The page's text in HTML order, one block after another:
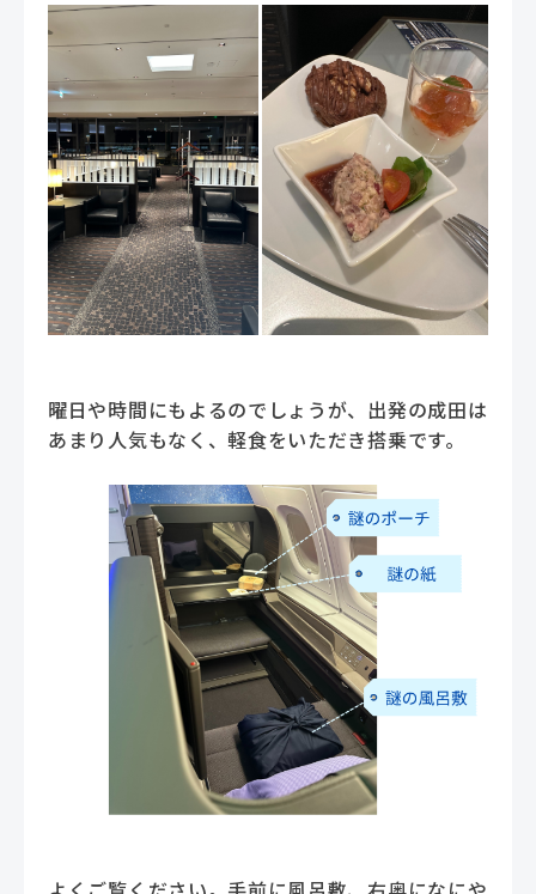
曜日や時間にもよるのでしょうが、出発の成田は
あまり人気もなく、軽食をいただき搭乗です。